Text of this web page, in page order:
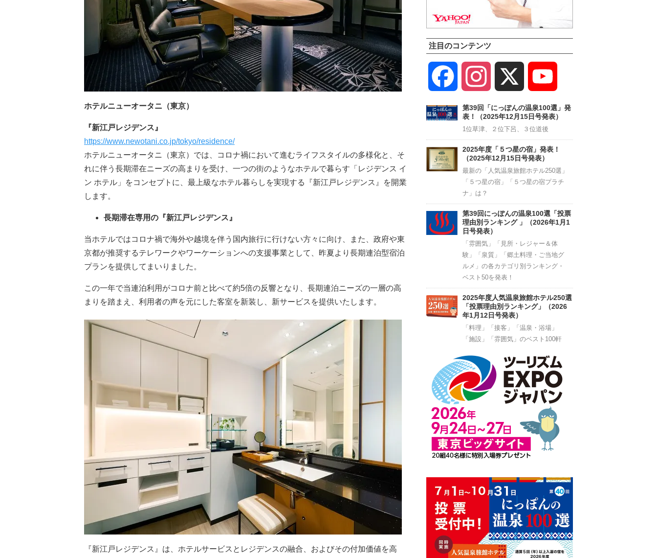
ホテルニューオータニ（東京）
『新江戸レジデンス』
https://www.newotani.co.jp/tokyo/residence/
ホテルニューオータニ（東京）では、コロナ禍において進むライフスタイルの多様化と、そ
れに伴う長期滞在ニーズの高まりを受け、一つの街のようなホテルで暮らす「レジデンス イ
ン ホテル」をコンセプトに、最上級なホテル暮らしを実現する『新江戸レジデンス』を開業
します。
長期滞在専用の『新江戸レジデンス』
当ホテルではコロナ禍で海外や越境を伴う国内旅行に行けない方々に向け、また、政府や東
京都が推奨するテレワークやワーケーションへの支援事業として、昨夏より長期連泊型宿泊
プランを提供してまいりました。
この一年で当連泊利用がコロナ前と比べて約5倍の反響となり、長期連泊ニーズの一層の高
まりを踏まえ、利用者の声を元にした客室を新装し、新サービスを提供いたします。
『新江戸レジデンス』は、ホテルサービスとレジデンスの融合、およびその付加価値を高
注目のコンテンツ
Facebook Instagram
Channel
第39回「にっぽんの温泉100選」発
表！（2025年12月15日号発表）
1位草津、２位下呂、３位道後
2025年度「５つ星の宿」発表！
（2025年12月15日号発表）
最新の「人気温泉旅館ホテル250選」
「５つ星の宿」「５つ星の宿プラチ
ナ」は？
第39回にっぽんの温泉100選「投票
理由別ランキング 」（2026年1月1
日号発表）
「雰囲気」「見所・レジャー＆体
験」「泉質」「郷土料理・ご当地グ
ルメ」の各カテゴリ別ランキング・
ベスト50を発表！
2025年度人気温泉旅館ホテル250選
「投票理由別ランキング」（2026
年1月12日号発表）
「料理」「接客」「温泉・浴場」
「施設」「雰囲気」のベスト100軒